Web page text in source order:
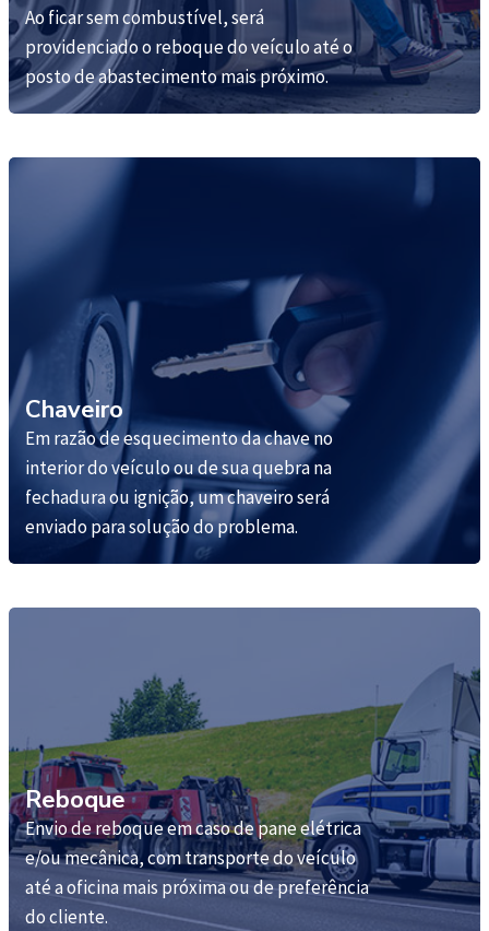
Ao ficar sem combustível, será
providenciado o reboque do veículo até o
posto de abastecimento mais próximo.
Chaveiro
Em razão de esquecimento da chave no
interior do veículo ou de sua quebra na
fechadura ou ignição, um chaveiro será
enviado para solução do problema.
Reboque
Envio de reboque em caso de pane elétrica
e/ou mecânica, com transporte do veículo
até a oficina mais próxima ou de preferência
do cliente.